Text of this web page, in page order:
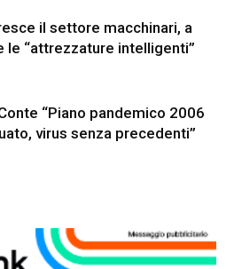
il settore macchinari, a
le “attrezzature intelligenti”
“Piano pandemico 2006
virus senza precedenti”